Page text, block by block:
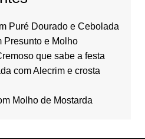
Puré Dourado e Cebolada
Presunto e Molho
que sabe a festa
com Alecrim e crosta
Molho de Mostarda